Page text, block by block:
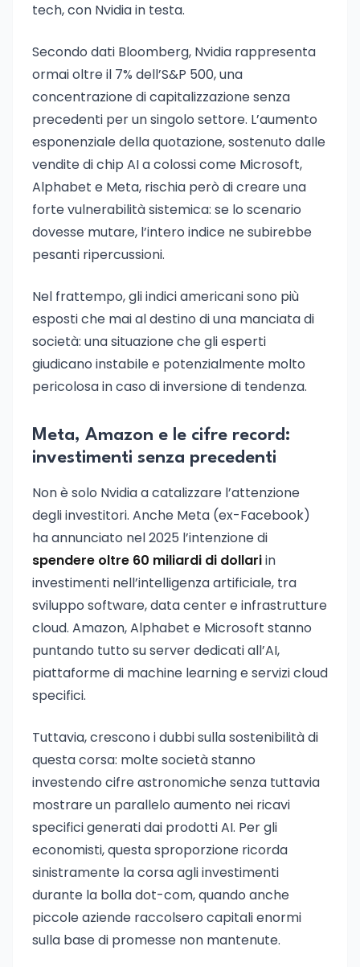
tech, con Nvidia in testa.
Secondo dati Bloomberg, Nvidia rappresenta
ormai oltre il 7% dell’S&P 500, una
concentrazione di capitalizzazione senza
precedenti per un singolo settore. L’aumento
esponenziale della quotazione, sostenuto dalle
vendite di chip AI a colossi come Microsoft,
Alphabet e Meta, rischia però di creare una
forte vulnerabilità sistemica: se lo scenario
dovesse mutare, l’intero indice ne subirebbe
pesanti ripercussioni.
Nel frattempo, gli indici americani sono più
esposti che mai al destino di una manciata di
società: una situazione che gli esperti
giudicano instabile e potenzialmente molto
pericolosa in caso di inversione di tendenza.
Meta, Amazon e le cifre record:
investimenti senza precedenti
Non è solo Nvidia a catalizzare l’attenzione
degli investitori. Anche Meta (ex-Facebook)
ha annunciato nel 2025 l’intenzione di
spendere oltre 60 miliardi di dollariin
investimenti nell’intelligenza artificiale, tra
sviluppo software, data center e infrastrutture
cloud. Amazon, Alphabet e Microsoft stanno
puntando tutto su server dedicati all’AI,
piattaforme di machine learning e servizi cloud
specifici.
Tuttavia, crescono i dubbi sulla sostenibilità di
questa corsa: molte società stanno
investendo cifre astronomiche senza tuttavia
mostrare un parallelo aumento nei ricavi
specifici generati dai prodotti AI. Per gli
economisti, questa sproporzione ricorda
sinistramente la corsa agli investimenti
durante la bolla dot-com, quando anche
piccole aziende raccolsero capitali enormi
sulla base di promesse non mantenute.